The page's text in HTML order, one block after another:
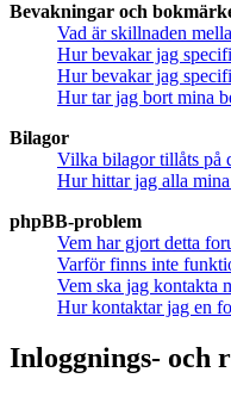
Bevakningar och
Vad är skillnaden
Hur bevakar jag
Hur bevakar jag
Hur tar jag bort mina
Bilagor
Vilka bilagor tillåts på
Hur hittar jag alla
phpBB-problem
Vem har gjort detta
Varför finns inte
Vem ska jag kontakta
Hur kontaktar jag en
Inloggnings- och